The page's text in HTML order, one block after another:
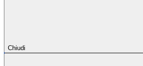
Chiudi